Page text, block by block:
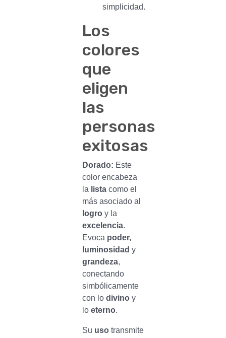
simplicidad.
Los
colores
que
eligen
las
personas
exitosas
Dorado: Este
color encabeza
la listacomo el
más asociado al
logroy la
excelencia.
Evoca poder,
luminosidad y
grandeza,
conectando
simbólicamente
con lo divinoy
lo eterno.
Su uso transmite